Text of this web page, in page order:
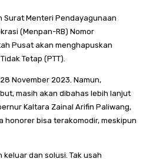
Surat Menteri Pendayagunaan
(Menpan-RB) Nomor
Pusat akan menghapuskan
Tetap (PTT).
November 2023. Namun,
masih akan dibahas lebih lanjut
Kaltara Zainal Arifin Paliwang,
honorer bisa terakomodir, meskipun
keluar dan solusi. Tak usah